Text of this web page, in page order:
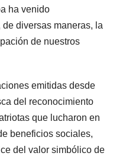
ha venido
diversas maneras, la
de nuestros
emitidas desde
del reconocimiento
que lucharon en
beneficios sociales,
del valor simbólico de